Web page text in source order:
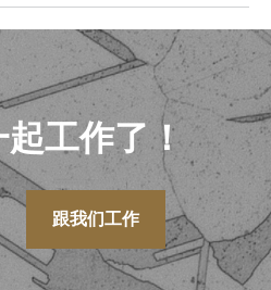
M F51
工作了！
跟我们工作